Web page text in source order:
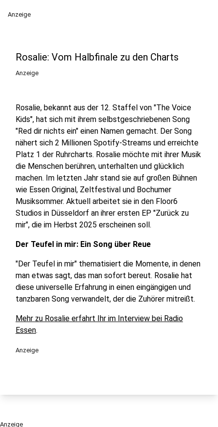
Anzeige
Rosalie: Vom Halbfinale zu den Charts
Anzeige
Rosalie, bekannt aus der 12. Staffel von "The Voice
Kids", hat sich mit ihrem selbstgeschriebenen Song
"Red dir nichts ein" einen Namen gemacht. Der Song
nähert sich 2 Millionen Spotify-Streams und erreichte
Platz 1 der Ruhrcharts. Rosalie möchte mit ihrer Musik
die Menschen berühren, unterhalten und glücklich
machen. Im letzten Jahr stand sie auf großen Bühnen
wie Essen Original, Zeltfestival und Bochumer
Musiksommer. Aktuell arbeitet sie in den Floor6
Studios in Düsseldorf an ihrer ersten EP "Zurück zu
mir", die im Herbst 2025 erscheinen soll.
Der Teufel in mir: Ein Song über Reue
"Der Teufel in mir" thematisiert die Momente, in denen
man etwas sagt, das man sofort bereut. Rosalie hat
diese universelle Erfahrung in einen eingängigen und
tanzbaren Song verwandelt, der die Zuhörer mitreißt.
Mehr zu Rosalie erfahrt Ihr im Interview bei Radio
Essen.
Anzeige
Anzeige